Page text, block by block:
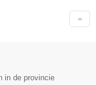
in de provincie